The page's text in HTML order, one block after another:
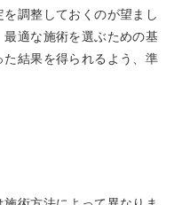
調整しておくのが望まし
適な施術を選ぶための基
結果を得られるよう、準